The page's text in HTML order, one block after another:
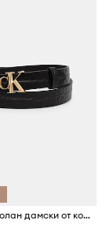
Calvin Klein колан дамски от кожа